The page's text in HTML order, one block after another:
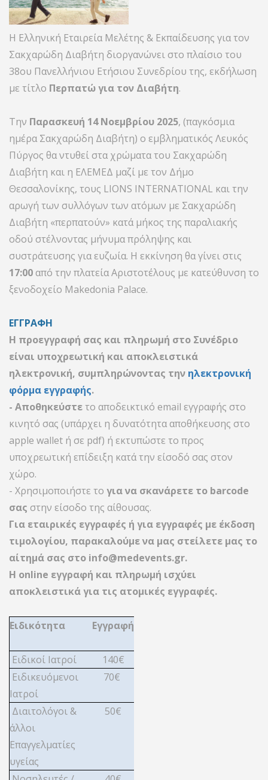
Η Ελληνική Εταιρεία Μελέτης & Εκπαίδευσης για τον
Σακχαρώδη Διαβήτη διοργανώνει στο πλαίσιο του
38ου Πανελλήνιου Ετήσιου Συνεδρίου της, εκδήλωση
με τίτλο Περπατώ για τον Διαβήτη.
Την Παρασκευή 14 Νοεμβρίου 2025, (παγκόσμια
ημέρα Σακχαρώδη Διαβήτη) ο εμβληματικός Λευκός
Πύργος θα ντυθεί στα χρώματα του Σακχαρώδη
Διαβήτη και η ΕΛΕΜΕΔ μαζί με τον Δήμο
Θεσσαλονίκης, τους LIONS INTERNATIONAL και την
αρωγή των συλλόγων των ατόμων με Σακχαρώδη
Διαβήτη «περπατούν» κατά μήκος της παραλιακής
οδού στέλνοντας μήνυμα πρόληψης και
συστράτευσης για ευζωία. Η εκκίνηση θα γίνει στις
17:00από την πλατεία Αριστοτέλους με κατεύθυνση το
ξενοδοχείο Makedonia Palace.
ΕΓΓΡΑΦΗ
Η προεγγραφή σας και πληρωμή στο Συνέδριο
είναι υποχρεωτική και αποκλειστικά
ηλεκτρονική, συμπληρώνοντας την ηλεκτρονική
φόρμα εγγραφής.
- Αποθηκεύστετο αποδεικτικό email εγγραφής στο
κινητό σας (υπάρχει η δυνατότητα αποθήκευσης στο
apple wallet ή σε pdf) ή εκτυπώστε το προς
υποχρεωτική επίδειξη κατά την είσοδό σας στον
χώρο.
- Xρησιμοποιήστε το για να σκανάρετε το barcode
σας στην είσοδο της αίθουσας.
Για εταιρικές εγγραφές ή για εγγραφές με έκδοση
τιμολογίου, παρακαλούμε να μας στείλετε μας το
αίτημά σας στο info@medevents.gr.
Η online εγγραφή και πληρωμή ισχύει
αποκλειστικά για τις ατομικές εγγραφές.
Ειδικότητα Εγγραφή
Ειδικοί Ιατροί
140€
Ειδικευόμενοι
Ιατροί
70€
Διαιτολόγοι &
άλλοι
Επαγγελματίες
υγείας
50€